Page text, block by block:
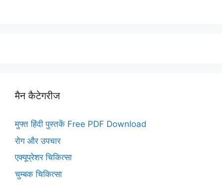
मैन कैटेगरीज
मुफ्त हिंदी पुस्तकें Free PDF Download
रोग और उपचार
एक्यूप्रेशर चिकित्सा
चुम्बक चिकित्सा